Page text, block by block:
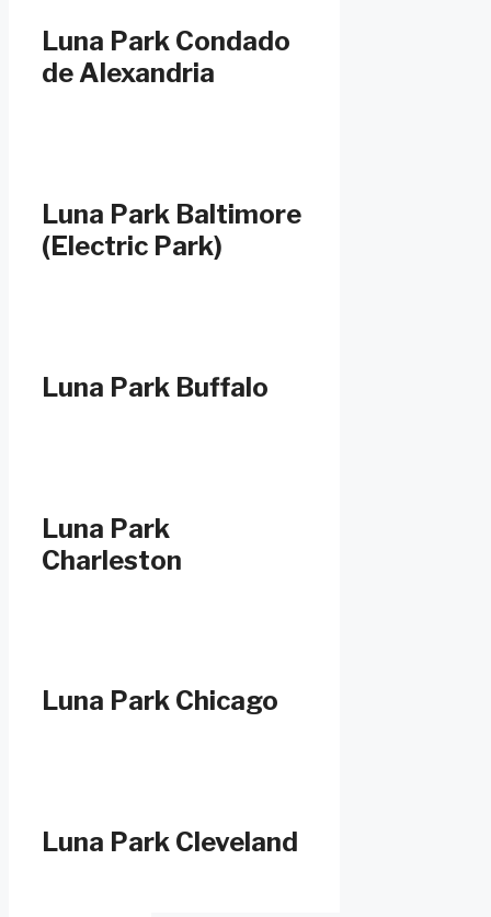
Luna Park Condado
de Alexandria
Luna Park Baltimore
(Electric Park)
Luna Park Buffalo
Luna Park
Charleston
Luna Park Chicago
Luna Park Cleveland